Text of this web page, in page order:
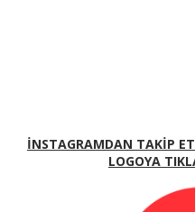
İNSTAGRAMDAN TAKİP
LOGOYA